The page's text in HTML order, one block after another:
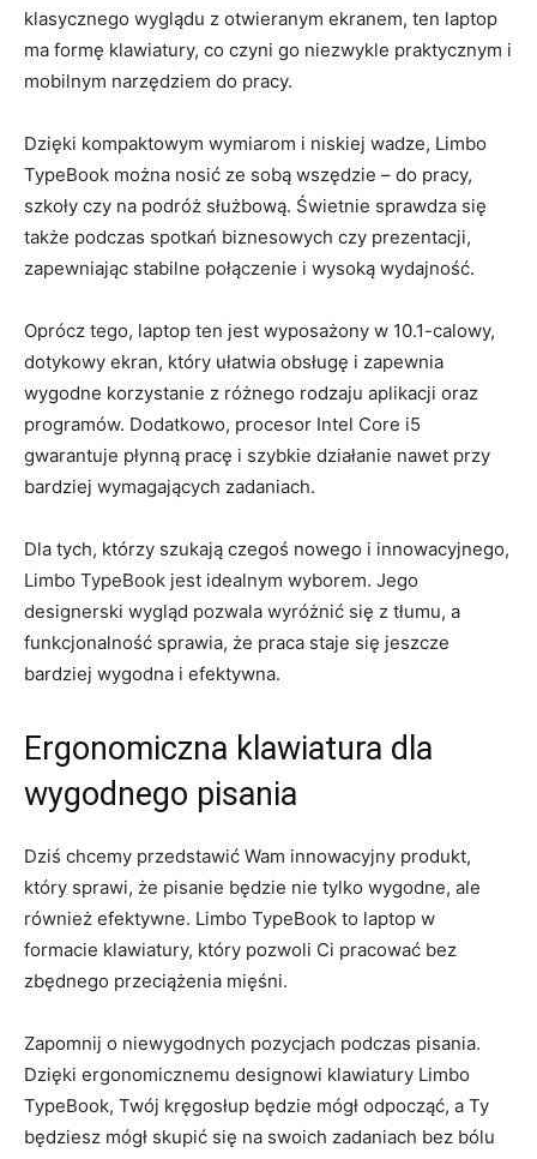
klasycznego wyglądu z otwieranym ekranem, ‍ten laptop‍
ma formę ⁢klawiatury, co czyni go ​niezwykle praktycznym ​i
mobilnym⁤ narzędziem do pracy.
Dzięki ‌kompaktowym wymiarom ⁤i ​niskiej ‌wadze, Limbo
TypeBook⁣ można nosić⁢ ze sobą ⁢wszędzie ​– do⁤ pracy,‌
szkoły czy na podróż służbową. ⁤Świetnie ‌sprawdza⁢ się
także ​podczas spotkań biznesowych czy ​prezentacji,⁢
zapewniając⁤ stabilne połączenie i wysoką wydajność.
Oprócz⁢ tego, laptop ten jest wyposażony w 10.1-calowy,
dotykowy ekran,⁢ który ułatwia obsługę⁤ i zapewnia
wygodne korzystanie⁤ z różnego rodzaju ‌aplikacji oraz
programów.‌ Dodatkowo, procesor Intel Core ⁤i5
gwarantuje płynną pracę i szybkie działanie ⁤nawet przy
bardziej wymagających​ zadaniach.
Dla ⁢tych,⁢ którzy szukają ⁤czegoś nowego i⁤ innowacyjnego,
Limbo TypeBook jest idealnym ⁢wyborem. Jego
designerski ‍wygląd pozwala wyróżnić⁣ się z tłumu, a
funkcjonalność sprawia, ‍że praca staje się⁢ jeszcze⁢
bardziej wygodna ⁢i ⁣efektywna.
Ergonomiczna klawiatura dla⁤
wygodnego pisania
Dziś chcemy przedstawić Wam​ innowacyjny‌ produkt,
który⁤ sprawi, ⁢że ⁣pisanie ⁣będzie nie tylko ‌wygodne, ale
również efektywne. ⁣Limbo TypeBook to laptop ⁢w
formacie klawiatury, który pozwoli‌ Ci pracować bez⁢
zbędnego‍ przeciążenia mięśni.
Zapomnij‍ o niewygodnych ⁢pozycjach podczas​ pisania.​
Dzięki⁢ ergonomicznemu‍ designowi klawiatury Limbo
‌TypeBook, Twój kręgosłup będzie mógł odpocząć, a Ty
będziesz mógł skupić się na swoich ‌zadaniach bez⁣ bólu